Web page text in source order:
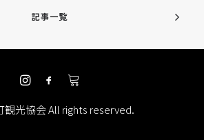
記事一覧
光協会 All rights reserved.